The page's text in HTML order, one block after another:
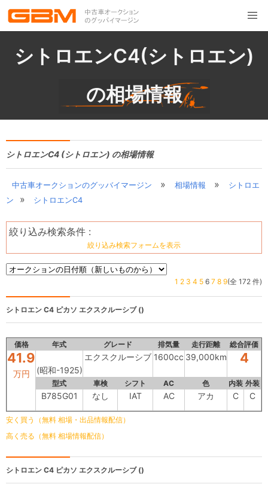
シトロエンC4(シトロエン)
の相場情報
シトロエンC4 (シトロエン) の相場情報
中古車オークションのグッバイマージン » 相場情報 »
シトロエ
ン
» シトロエンC4
絞り込み検索条件 :
絞り込み検索フォームを表示
1 2 3 4 5 6 7 8 9(全 172 件)
シトロエン C4 ピカソ エクスクルーシブ ()
価格 年式 グレード 排気量 走行距離 総合評価
41.9
万円 (昭和-1925)
エクスクルーシブ 1600cc 39,000km 4
型式 車検 シフト AC 色 内装 外装
B785G01 なし IAT AC アカ C C
安く買う（無料 相場・出品情報配信）
高く売る（無料 相場情報配信）
シトロエン C4 ピカソ エクスクルーシブ ()